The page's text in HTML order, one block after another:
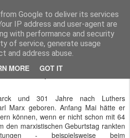
Google to deliver its services
IP address and user-agent are
with performance and security
of service, generate usage
and address abuse.
MORE GOT IT
GmbH Presseberichte zu Bundespolitik, Diplomatie, Sicherheitspolitik, Wirtschaft, Fahrzeugtechnik und IT - Pressedienst, Fachartikel, Bildredaktion, O-Ton-Videos
das Gespenst der DSGVO
und 301 Jahre nach Luthers
Marx geboren. Anfang Mai hätte er
können, wenn er nicht schon mit 64
den marxistischen Geburtstag rankten
- beispielsweise beim